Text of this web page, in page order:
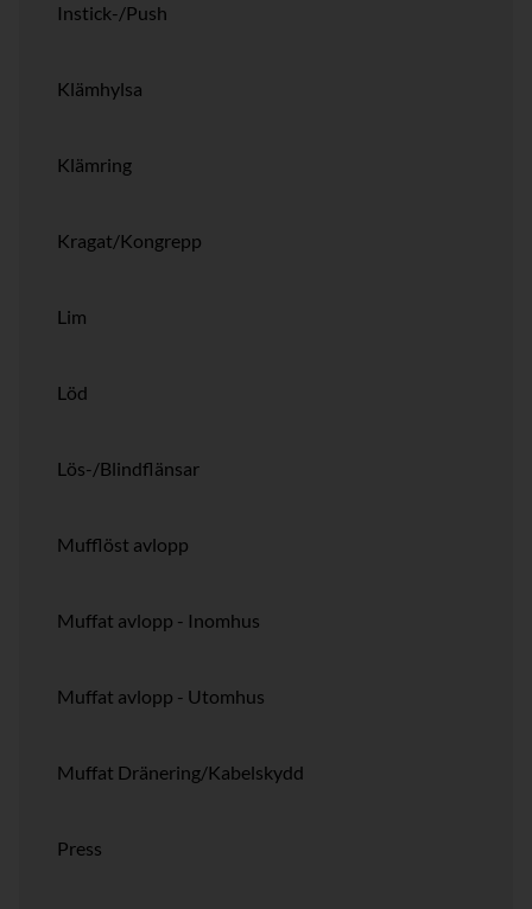
Instick-/Push
Klämhylsa
Klämring
Kragat/Kongrepp
Lim
Löd
Lös-/Blindflänsar
Mufflöst avlopp
Muffat avlopp - Inomhus
Muffat avlopp - Utomhus
Muffat Dränering/Kabelskydd
Press